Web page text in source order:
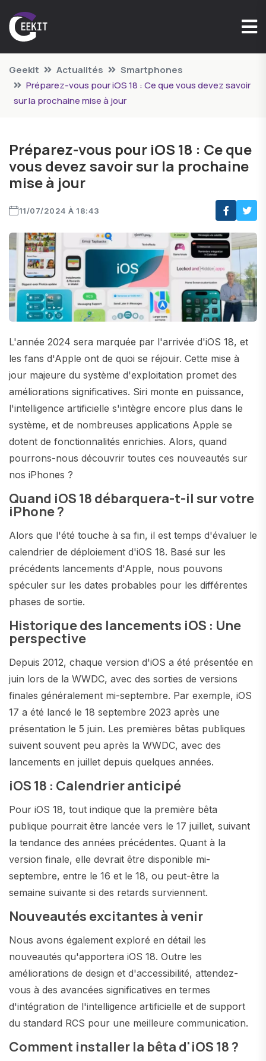
Geekit Actualités
Smartphones
Préparez-vous pour iOS 18 : Ce que vous devez savoir
sur la prochaine mise à jour
Préparez-vous pour iOS 18 : Ce que
vous devez savoir sur la prochaine
mise à jour
11/07/2024 À 18:43
L'année 2024 sera marquée par l'arrivée d'iOS 18, et
les fans d'Apple ont de quoi se réjouir. Cette mise à
jour majeure du système d'exploitation promet des
améliorations significatives. Siri monte en puissance,
l'intelligence artificielle s'intègre encore plus dans le
système, et de nombreuses applications Apple se
dotent de fonctionnalités enrichies. Alors, quand
pourrons-nous découvrir toutes ces nouveautés sur
nos iPhones ?
Quand iOS 18 débarquera-t-il sur votre
iPhone ?
Alors que l'été touche à sa fin, il est temps d'évaluer le
calendrier de déploiement d'iOS 18. Basé sur les
précédents lancements d'Apple, nous pouvons
spéculer sur les dates probables pour les différentes
phases de sortie.
Historique des lancements iOS : Une
perspective
Depuis 2012, chaque version d'iOS a été présentée en
juin lors de la WWDC, avec des sorties de versions
finales généralement mi-septembre. Par exemple, iOS
17 a été lancé le 18 septembre 2023 après une
présentation le 5 juin. Les premières bêtas publiques
suivent souvent peu après la WWDC, avec des
lancements en juillet depuis quelques années.
iOS 18 : Calendrier anticipé
Pour iOS 18, tout indique que la première bêta
publique pourrait être lancée vers le 17 juillet, suivant
la tendance des années précédentes. Quant à la
version finale, elle devrait être disponible mi-
septembre, entre le 16 et le 18, ou peut-être la
semaine suivante si des retards surviennent.
Nouveautés excitantes à venir
Nous avons également exploré en détail les
nouveautés qu'apportera iOS 18. Outre les
améliorations de design et d'accessibilité, attendez-
vous à des avancées significatives en termes
d'intégration de l'intelligence artificielle et de support
du standard RCS pour une meilleure communication.
Comment installer la bêta d'iOS 18 ?